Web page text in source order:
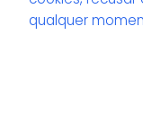
O que é
qualquer